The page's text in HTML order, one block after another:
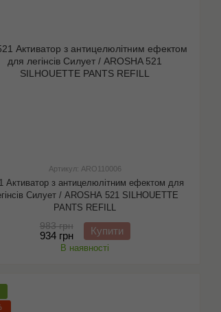
Артикул: ARO110006
Активатор з антицелюлітним ефектом для
Силует / AROSHA 521 SILHOUETTE
PANTS REFILL
983 грн
934 грн Купити
В наявності